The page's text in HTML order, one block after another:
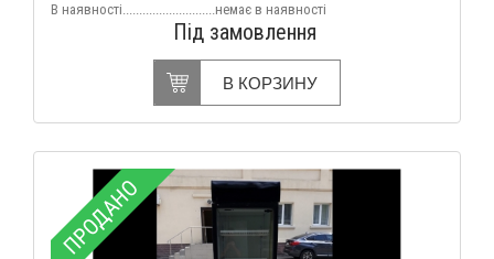
В наявності............................немає в наявності
Під замовлення
В КОРЗИНУ
ПРОДАНО